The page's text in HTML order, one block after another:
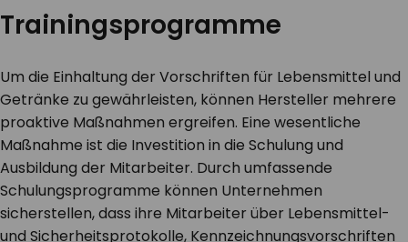
Trainingsprogramme
Um die Einhaltung der Vorschriften für Lebensmittel und
Getränke zu gewährleisten, können Hersteller mehrere
proaktive Maßnahmen ergreifen. Eine wesentliche
Maßnahme ist die Investition in die Schulung und
Ausbildung der Mitarbeiter. Durch umfassende
Schulungsprogramme können Unternehmen
sicherstellen, dass ihre Mitarbeiter über Lebensmittel-
und Sicherheitsprotokolle, Kennzeichnungsvorschriften